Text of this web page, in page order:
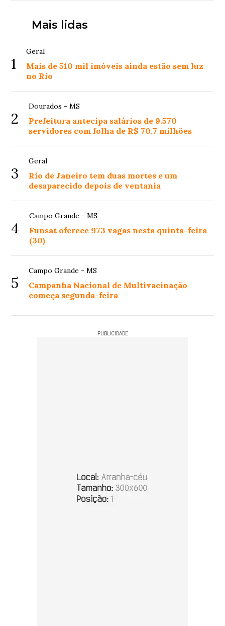
Mais lidas
1
Geral
Mais de 510 mil imóveis ainda estão sem luz
no Rio
2
Dourados - MS
Prefeitura antecipa salários de 9.570
servidores com folha de R$ 70,7 milhões
3
Geral
Rio de Janeiro tem duas mortes e um
desaparecido depois de ventania
4
Campo Grande - MS
Funsat oferece 973 vagas nesta quinta-feira
(30)
5
Campo Grande - MS
Campanha Nacional de Multivacinação
começa segunda-feira
PUBLICIDADE